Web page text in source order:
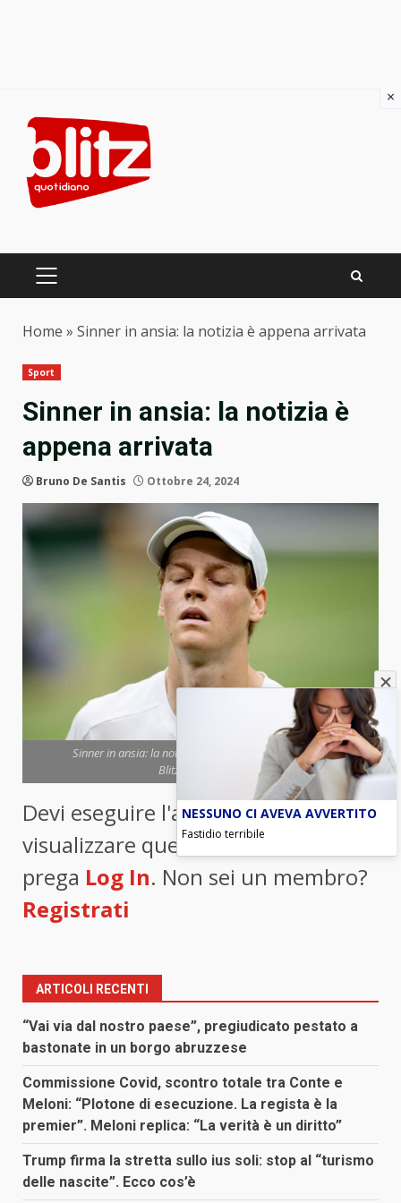
content
PRIMARY
Home » Sinner in ansia: la notizia è appena arrivata
Sport
Sinner in ansia: la notizia è
appena arrivata
Bruno De Santis Ottobre 24, 2024
Sinner in ansia: la notizia è appena arrivata (ANSA) -
Blitzquotidiano.it
Devi eseguire l'accesso per
visualizzare questo contenuto. Si
prega Log In. Non sei un membro?
Registrati
ARTICOLI RECENTI
“Vai via dal nostro paese”, pregiudicato pestato a
bastonate in un borgo abruzzese
Commissione Covid, scontro totale tra Conte e
Meloni: “Plotone di esecuzione. La regista è la
premier”. Meloni replica: “La verità è un diritto”
Trump firma la stretta sullo ius soli: stop al “turismo
delle nascite”. Ecco cos’è
×
NESSUNO CI AVEVA AVVERTITO
Fastidio terribile